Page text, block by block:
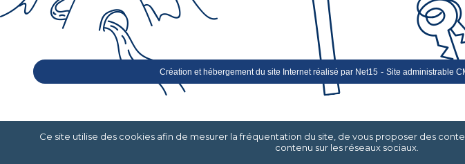
Création et hébergement du site Internet réalisé par Net15 - Site administrable
Ce site utilise des cookies afin de mesurer la fréquentation du site, de vous proposer des
contenu sur les réseaux sociaux.